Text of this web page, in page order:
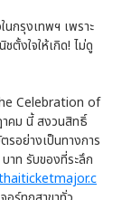
กรุงเทพฯ เพราะ
ตั้งใจให้เกิด! ไม่ดู
Celebration of
คม นี้ สงวนสิทธิ์
รอย่างเป็นทางการ
าท รับของที่ระลึก